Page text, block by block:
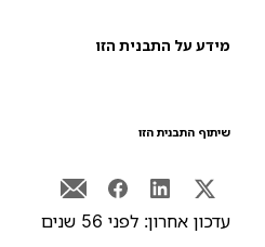
על התבנית הזו
התבנית הזו
אחרון: לפני 56 שנים